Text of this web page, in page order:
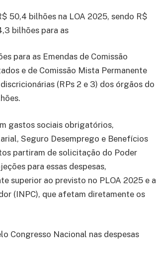
50,4 bilhões na LOA 2025, sendo R$
bilhões para as
para as Emendas de Comissão
e de Comissão Mista Permanente
(RPs 2 e 3) dos órgãos do
gastos sociais obrigatórios,
Seguro Desemprego e Benefícios
partiram de solicitação do Poder
para essas despesas,
superior ao previsto no PLOA 2025 e a
(INPC), que afetam diretamente os
Congresso Nacional nas despesas